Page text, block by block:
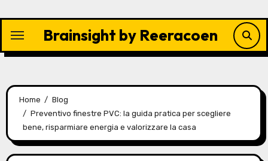
content
Brainsight by Reeracoen
Home
Blog
Preventivo finestre PVC: la guida pratica per scegliere
bene, risparmiare energia e valorizzare la casa